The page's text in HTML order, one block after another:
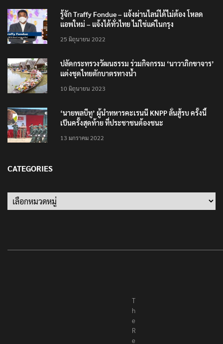
รู้จัก Traffy Fondue – แจ้งผ่านไลน์ได้ไม่ต้อง โหลด
แอพใหม่ – แจ้งได้ทั่วไทย ไม่ใช่แค่ในกรุง
25 มิถุนายน 2022
ปลัดกระทรวงวัฒนธรรม ร่วมกิจกรรม ‘นาวาภิกขาจาร’
แต่งชุดไทยตักบาตรทางน้ำ
10 มิถุนายน 2023
‘นายพลบีทู’ ผู้นำทหารคะเรนนี KNPP ลั่นสู้รบ ครั้งนี้
เป็นครั้งสุดท้าย ที่ประชาชนต้องชนะ
13 มกราคม 2022
CATEGORIES
T
h
e
R
e